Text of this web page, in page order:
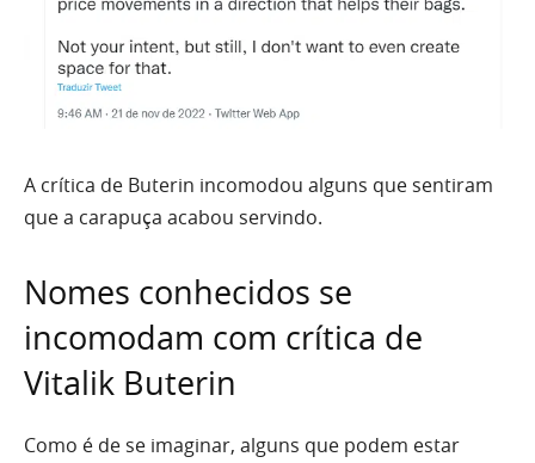
A crítica de Buterin incomodou alguns que sentiram
que a carapuça acabou servindo.
Nomes conhecidos se
incomodam com crítica de
Vitalik Buterin
Como é de se imaginar, alguns que podem estar